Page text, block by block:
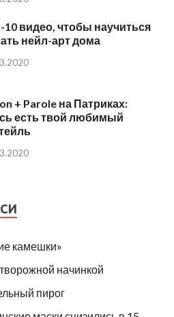
10 видео, чтобы научиться
нейл-арт дома
+ Parole на Патриках:
есть твой любимый
камешки»
начинкой
пирог